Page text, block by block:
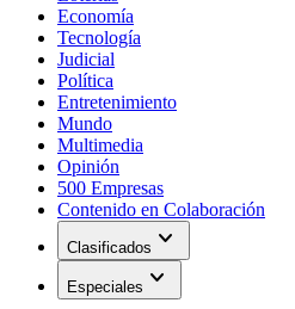
Economía
Tecnología
Judicial
Política
Entretenimiento
Mundo
Multimedia
Opinión
500 Empresas
Contenido en Colaboración
Clasificados expand_more
Especiales expand_more